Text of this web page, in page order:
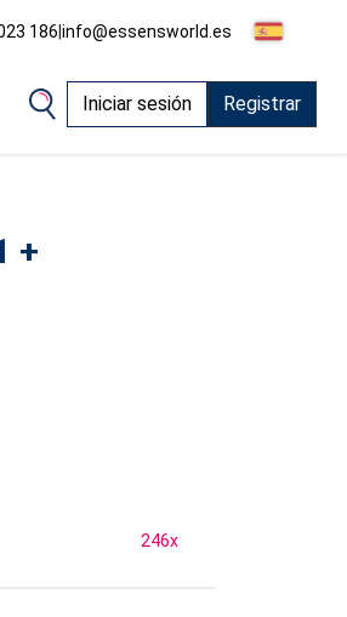
186|info@essensworld.es
Iniciar sesión Registrar
+
246x